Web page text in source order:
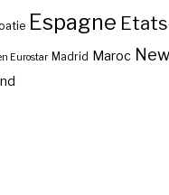
Espagne
Eurostar Madrid Maroc